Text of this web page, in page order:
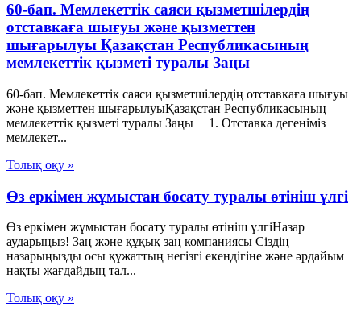
60-бап. Мемлекеттiк саяси қызметшiлердiң
отставкаға шығуы және қызметтен
шығарылуы Қазақстан Республикасының
мемлекеттік қызметі туралы Заңы
60-бап. Мемлекеттiк саяси қызметшiлердiң отставкаға шығуы
және қызметтен шығарылуыҚазақстан Республикасының
мемлекеттік қызметі туралы Заңы 1. Отставка дегенiмiз
мемлекет...
Толық оқу »
Өз еркімен жұмыстан босату туралы өтініш үлгі
Өз еркімен жұмыстан босату туралы өтініш үлгіНазар
аударыңыз! Заң және құқық заң компаниясы Сіздің
назарыңызды осы құжаттың негізгі екендігіне және әрдайым
нақты жағдайдың тал...
Толық оқу »